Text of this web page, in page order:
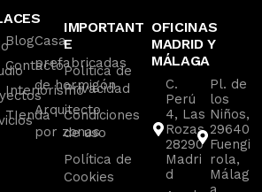
Blog
Contacto
Interiorismo
TIenda
Casa
prefabricadas
de hormigón
Arquitecto
por zonas
IMPORTANT
E
Política de
Privacidad
Condiciones
de uso
Política de
Cookies
OFICINAS
MADRID Y
MÁLAGA
C.
Perú
4, Las
Rozas
28290
Madri
d
Pl. de
los
Niños,
29640
Fuengi
rola,
Málag